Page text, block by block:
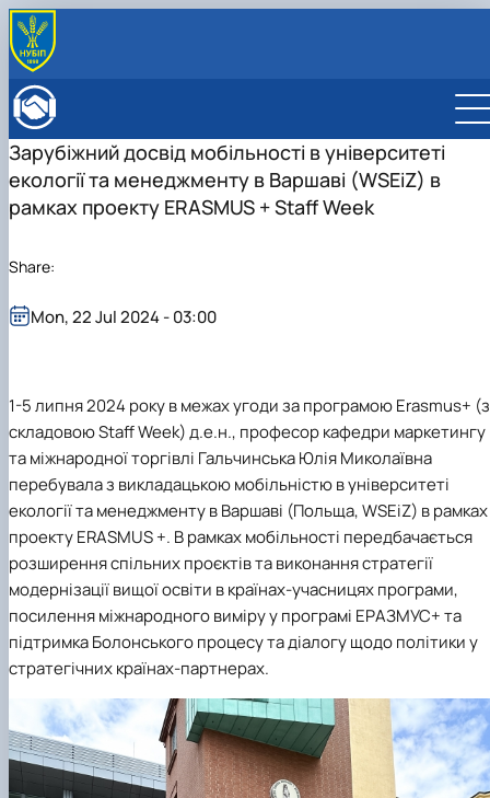
Administration
EDUCATIONAL ACTIVITIES
Bachelor's degree
Master's degree
Розклад
Виховна та спортивна робота
ENROLLMENT
General information
Bachelor's degree
INTERNATIONAL ACTIVITIES
International partners
Зарубіжний досвід мобільності в університеті
екології та менеджменту в Варшаві (WSEiZ) в
рамках проекту ERASMUS + Staff Week
1-5 липня 2024 року в межах угоди за програмою Erasmus+
складовою Staff Week) д.е.н., професор кафедри маркетингу
та міжнародної торгівлі Гальчинська Юлія Миколаївна
перебувала з викладацькою мобільністю в університеті
екології та менеджменту в Варшаві (Польща, WSEiZ) в рамках
проекту ERASMUS +. В рамках мобільності передбачається
розширення спільних проєктів та виконання стратегії
модернізації вищої освіти в країнах-учасницях програми,
посилення міжнародного виміру у програмі ЕРАЗМУС+ та
підтримка Болонського процесу та діалогу щодо політики у
стратегічних країнах-партнерах.
Mon, 22 Jul 2024 - 03:00
Share: